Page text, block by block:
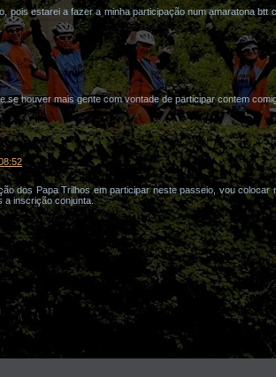
pois estarei a fazer a minha participação num amaratona btt
se houver mais gente com vontade de participar contem
dos Papa Trilhos em participar neste passeio, vou colocar
a inscrição conjunta.